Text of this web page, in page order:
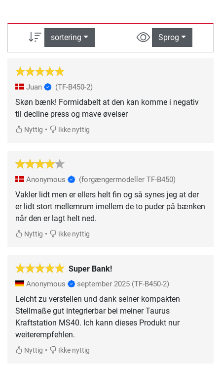
sortering Sprog
Juan (TF-B450-2)
Skøn bænk! Formidabelt at den kan komme i negativ
til decline press og mave øvelser
Nyttig • Ikke nyttig
Anonymous (forgængermodeller TF-B450)
Vakler lidt men er ellers helt fin og så synes jeg at der
er lidt stort mellemrum imellem de to puder på bænken
når den er lagt helt ned.
Nyttig • Ikke nyttig
Super Bank!
Anonymous september 2025 (TF-B450-2)
Leicht zu verstellen und dank seiner kompakten
Stellmaße gut integrierbar bei meiner Taurus
Kraftstation MS40. Ich kann dieses Produkt nur
weiterempfehlen.
Nyttig • Ikke nyttig